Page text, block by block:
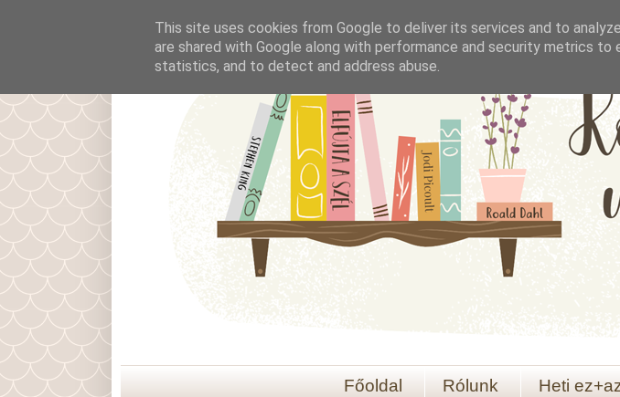
Főoldal Rólunk Heti
This site uses cookies from Google to deliver its services and to
are shared with Google along with performance and security metrics to
statistics, and to detect and address abuse.